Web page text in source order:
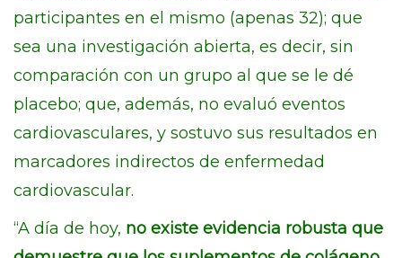
participantes en el mismo (apenas 32); que
sea una investigación abierta, es decir, sin
comparación con un grupo al que se le dé
placebo; que, además, no evaluó eventos
cardiovasculares, y sostuvo sus resultados en
marcadores indirectos de enfermedad
cardiovascular.
“A día de hoy, no existe evidencia robusta que